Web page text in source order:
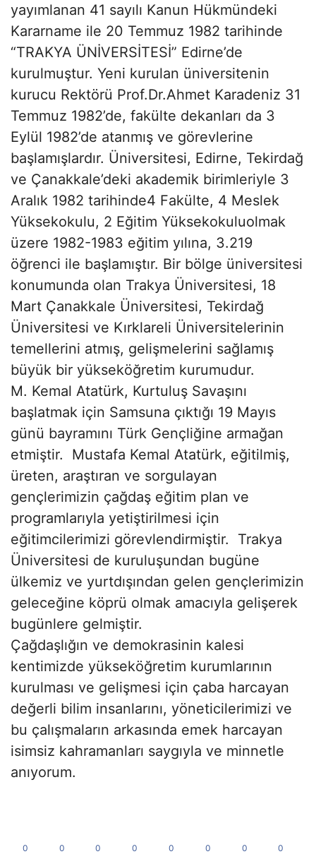
yayımlanan 41 sayılı Kanun Hükmündeki
Kararname ile 20 Temmuz 1982 tarihinde
“TRAKYA ÜNİVERSİTESİ” Edirne’de
kurulmuştur. Yeni kurulan üniversitenin
kurucu Rektörü Prof.Dr.Ahmet Karadeniz 31
Temmuz 1982’de, fakülte dekanları da 3
Eylül 1982’de atanmış ve görevlerine
başlamışlardır. Üniversitesi, Edirne, Tekirdağ
ve Çanakkale’deki akademik birimleriyle 3
Aralık 1982 tarihinde4 Fakülte, 4 Meslek
Yüksekokulu, 2 Eğitim Yüksekokuluolmak
üzere 1982-1983 eğitim yılına, 3.219
öğrenci ile başlamıştır. Bir bölge üniversitesi
konumunda olan Trakya Üniversitesi, 18
Mart Çanakkale Üniversitesi, Tekirdağ
Üniversitesi ve Kırklareli Üniversitelerinin
temellerini atmış, gelişmelerini sağlamış
büyük bir yükseköğretim kurumudur.
M. Kemal Atatürk, Kurtuluş Savaşını
başlatmak için Samsuna çıktığı 19 Mayıs
günü bayramını Türk Gençliğine armağan
etmiştir. Mustafa Kemal Atatürk, eğitilmiş,
üreten, araştıran ve sorgulayan
gençlerimizin çağdaş eğitim plan ve
programlarıyla yetiştirilmesi için
eğitimcilerimizi görevlendirmiştir. Trakya
Üniversitesi de kuruluşundan bugüne
ülkemiz ve yurtdışından gelen gençlerimizin
geleceğine köprü olmak amacıyla gelişerek
bugünlere gelmiştir.
Çağdaşlığın ve demokrasinin kalesi
kentimizde yükseköğretim kurumlarının
kurulması ve gelişmesi için çaba harcayan
değerli bilim insanlarını, yöneticilerimizi ve
bu çalışmaların arkasında emek harcayan
isimsiz kahramanları saygıyla ve minnetle
anıyorum.